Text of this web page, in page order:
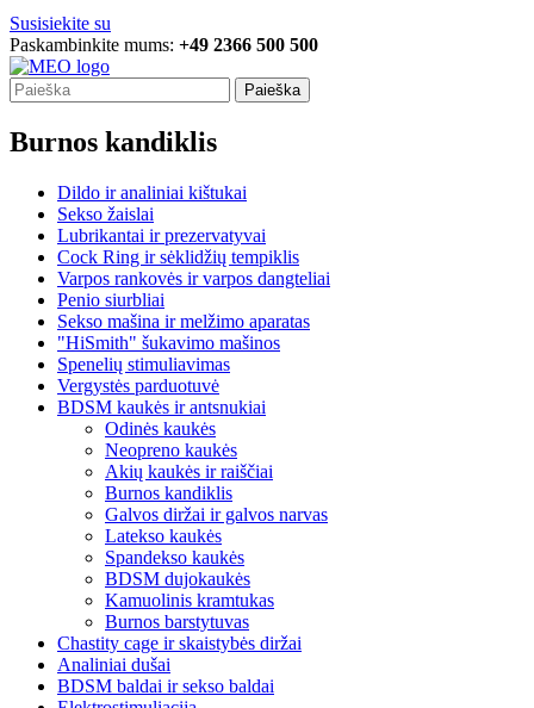
Susisiekite su
Paskambinkite mums: +49 2366 500 500
Paieška
Burnos kandiklis
Dildo ir analiniai kištukai
Sekso žaislai
Lubrikantai ir prezervatyvai
Cock Ring ir sėklidžių tempiklis
Varpos rankovės ir varpos dangteliai
Penio siurbliai
Sekso mašina ir melžimo aparatas
"HiSmith" šukavimo mašinos
Spenelių stimuliavimas
Vergystės parduotuvė
BDSM kaukės ir antsnukiai
Odinės kaukės
Neopreno kaukės
Akių kaukės ir raiščiai
Burnos kandiklis
Galvos diržai ir galvos narvas
Latekso kaukės
Spandekso kaukės
BDSM dujokaukės
Kamuolinis kramtukas
Burnos barstytuvas
Chastity cage ir skaistybės diržai
Analiniai dušai
BDSM baldai ir sekso baldai